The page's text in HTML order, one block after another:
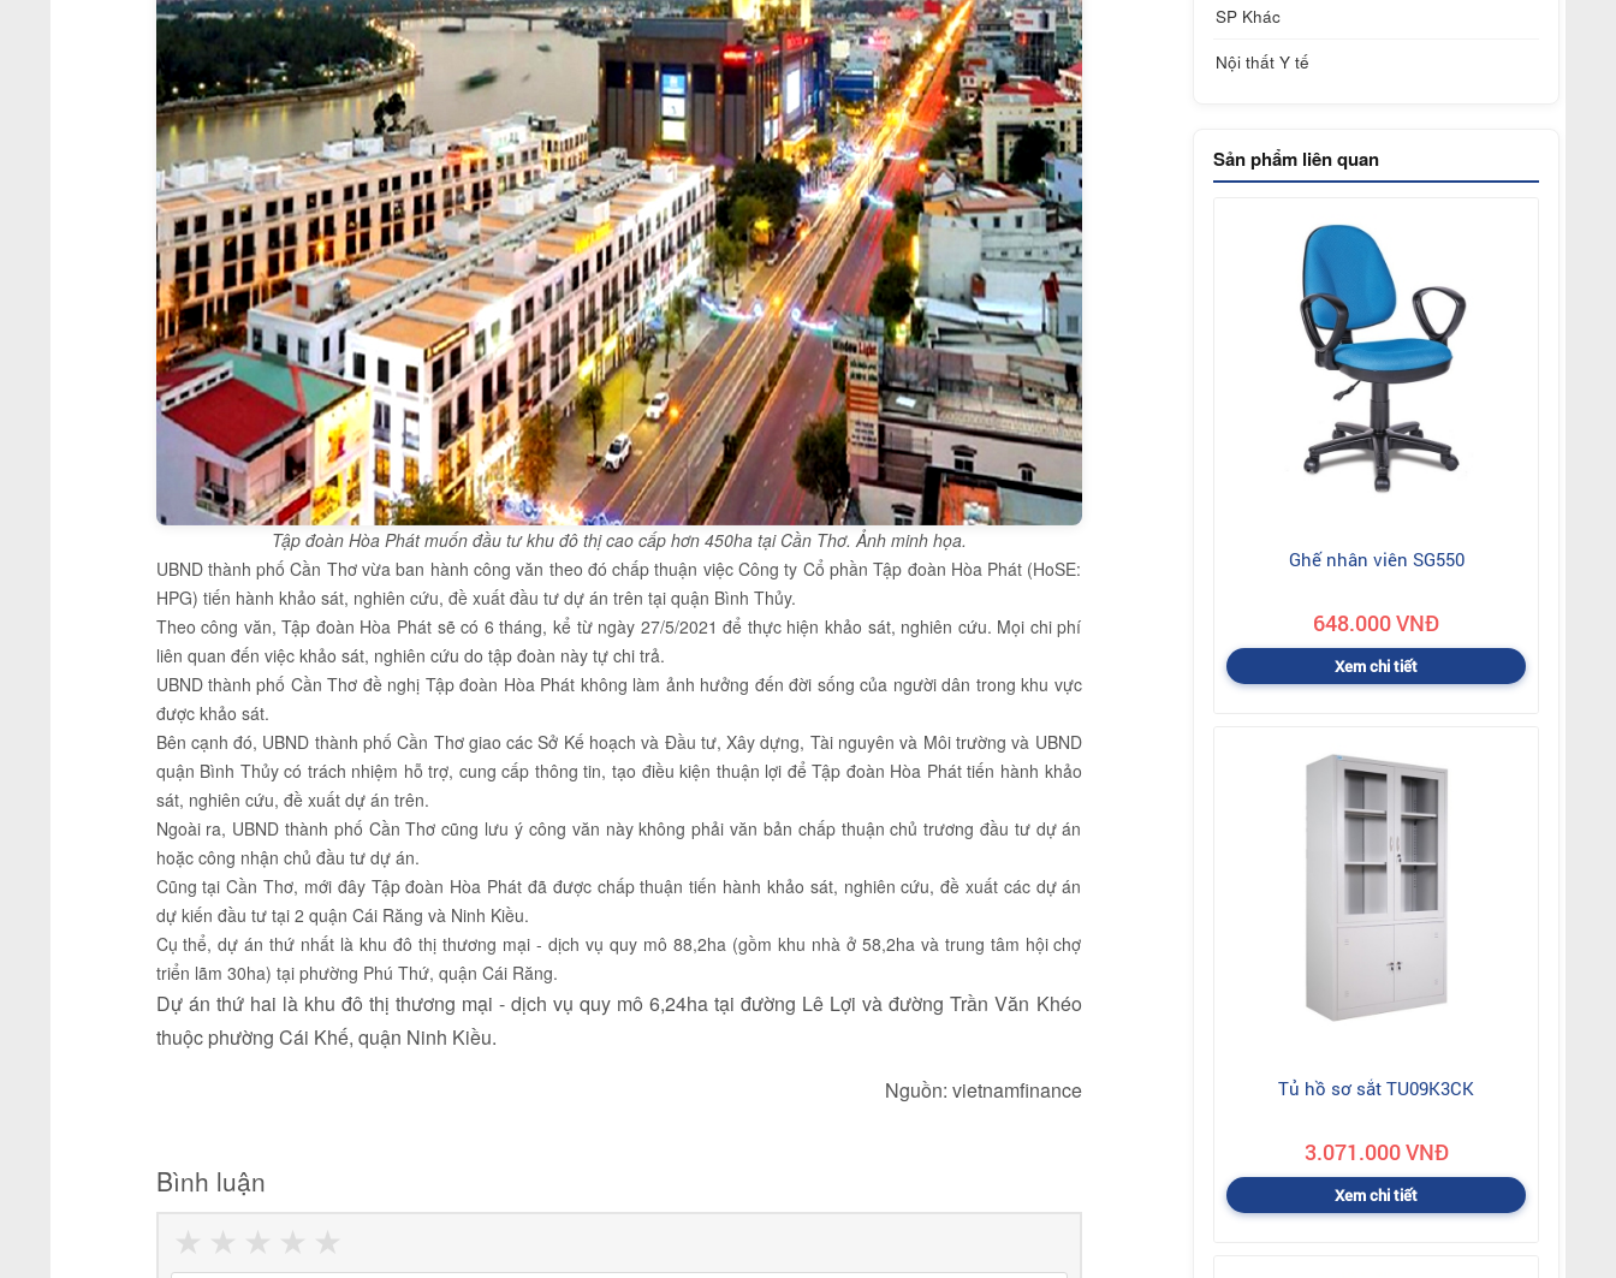
Tập đoàn Hòa Phát muốn đầu tư khu đô thị cao cấp hơn 450ha tại Cần Thơ. Ảnh minh họa.
UBND thành phố Cần Thơ vừa ban hành công văn theo đó chấp thuận việc Công ty Cổ phần Tập đoàn Hòa Phát (HoSE:
HPG) tiến hành khảo sát, nghiên cứu, đề xuất đầu tư dự án trên tại quận Bình Thủy.
Theo công văn, Tập đoàn Hòa Phát sẽ có 6 tháng, kể từ ngày 27/5/2021 để thực hiện khảo sát, nghiên cứu. Mọi chi phí
liên quan đến việc khảo sát, nghiên cứu do tập đoàn này tự chi trả.
UBND thành phố Cần Thơ đề nghị Tập đoàn Hòa Phát không làm ảnh hưởng đến đời sống của người dân trong khu vực
được khảo sát.
Bên cạnh đó, UBND thành phố Cần Thơ giao các Sở Kế hoạch và Đầu tư, Xây dựng, Tài nguyên và Môi trường và UBND
quận Bình Thủy có trách nhiệm hỗ trợ, cung cấp thông tin, tạo điều kiện thuận lợi để Tập đoàn Hòa Phát tiến hành khảo
sát, nghiên cứu, đề xuất dự án trên.
Ngoài ra, UBND thành phố Cần Thơ cũng lưu ý công văn này không phải văn bản chấp thuận chủ trương đầu tư dự án
hoặc công nhận chủ đầu tư dự án.
Cũng tại Cần Thơ, mới đây Tập đoàn Hòa Phát đã được chấp thuận tiến hành khảo sát, nghiên cứu, đề xuất các dự án
dự kiến đầu tư tại 2 quận Cái Răng và Ninh Kiều.
Cụ thể, dự án thứ nhất là khu đô thị thương mại - dịch vụ quy mô 88,2ha (gồm khu nhà ở 58,2ha và trung tâm hội chợ
triển lãm 30ha) tại phường Phú Thứ, quận Cái Răng.
Dự án thứ hai là khu đô thị thương mại - dịch vụ quy mô 6,24ha tại đường Lê Lợi và đường Trần Văn Khéo
thuộc phường Cái Khế, quận Ninh Kiều.
Nguồn: vietnamfinance
Bình luận
★
★
★
★
★
SP Khác
Nội thất Y tế
Sản phẩm liên quan
Ghế nhân viên SG550
648.000 VNĐ
Xem chi tiết
Tủ hồ sơ sắt TU09K3CK
3.071.000 VNĐ
Xem chi tiết